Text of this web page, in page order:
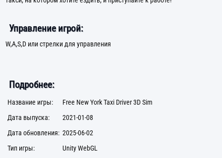
Управление игрой:
W,A,S,D или стрелки для управления
Подробнее:
Название игры:
Free New York Taxi Driver 3D Sim
Дата выпуска:
2021-01-08
Дата обновления: 2025-06-02
Тип игры:
Unity WebGL